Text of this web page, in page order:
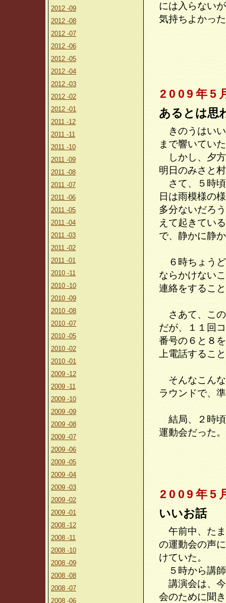
2012 -09
2012 -08
2012 -07
2012 -06
2012 -05
2012 -04
2012 -03
2012 -02
2012 -01
2011 -12
2011 -11
2011 -10
2011 -09
2011 -08
2011 -07
2011 -06
2011 -05
2011 -04
2011 -03
2011 -02
2011 -01
2010 -11
2010 -10
2010 -09
2010 -08
2010 -07
2010 -05
2010 -02
2010 -01
2009 -12
2009 -11
2009 -10
2009 -09
2009 -08
2009 -07
2009 -06
2009 -05
2009 -04
2009 -03
2009 -02
2009 -01
2008 -12
2008 -11
2008 -10
2008 -09
2008 -08
2008 -07
2008 -06
には入らない
気持ちよかっ
2009年5
あるとは思
きのうはいい
まで響いてい
しかし、夕方
明日のみさと
さて、５時頃
日は雨模様の
多分ないだろ
えて起きてい
で、静かに静
６時ちょうど
ならかけない
連絡をするこ
さあて、この
だが、１１回
番号の６と８
上電話するこ
そんなこんな
ラウンドで、
結局、２時頃
運動会だった
2009年5
いいお話
午前中、たま
の運動会の声
けていた。
５時から講師
講演会は、今
会のために聞